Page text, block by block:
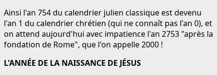
Ainsi l'an 754 du calendrier julien classique est devenu
l'an 1 du calendrier chrétien (qui ne connaît pas l'an 0), et
on attend aujourd'hui avec impatience l'an 2753 "après la
fondation de Rome", que l'on appelle 2000 !
L'ANNÉE DE LA NAISSANCE DE JÉSUS